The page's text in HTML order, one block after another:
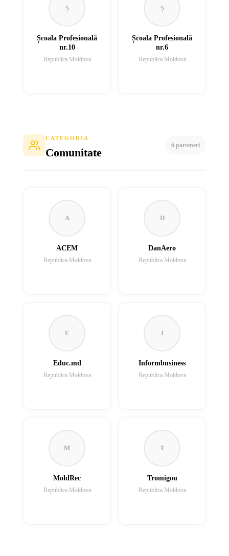
Ș
Școala Profesională
nr.10
Republica Moldova
Ș
Școala Profesională
nr.6
Republica Moldova
CATEGORIA
Comunitate
6 parteneri
A
ACEM
Republica Moldova
D
DanAero
Republica Moldova
E
Educ.md
Republica Moldova
I
Informbusiness
Republica Moldova
M
MoldRec
Republica Moldova
T
Tromigou
Republica Moldova